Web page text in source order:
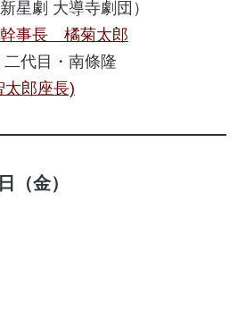
星劇 大導寺劇団）
幹事長 橘菊太郎
代目・南條隆
太郎座長)
（金）